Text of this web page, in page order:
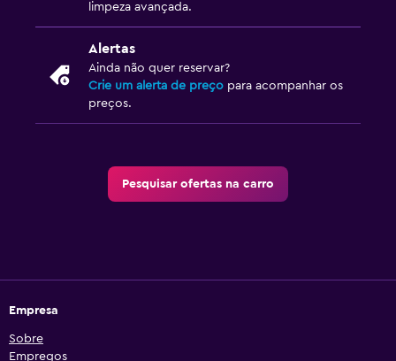
limpeza avançada.
Alertas
Ainda não quer reservar?
Crie um alerta de preço para acompanhar os
preços.
Pesquisar ofertas na carro
Empresa
Sobre
Empregos